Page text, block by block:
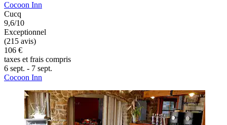
Cocoon Inn
Cucq
9,6/10
Exceptionnel
(215 avis)
106 €
taxes et frais compris
6 sept. - 7 sept.
Cocoon Inn